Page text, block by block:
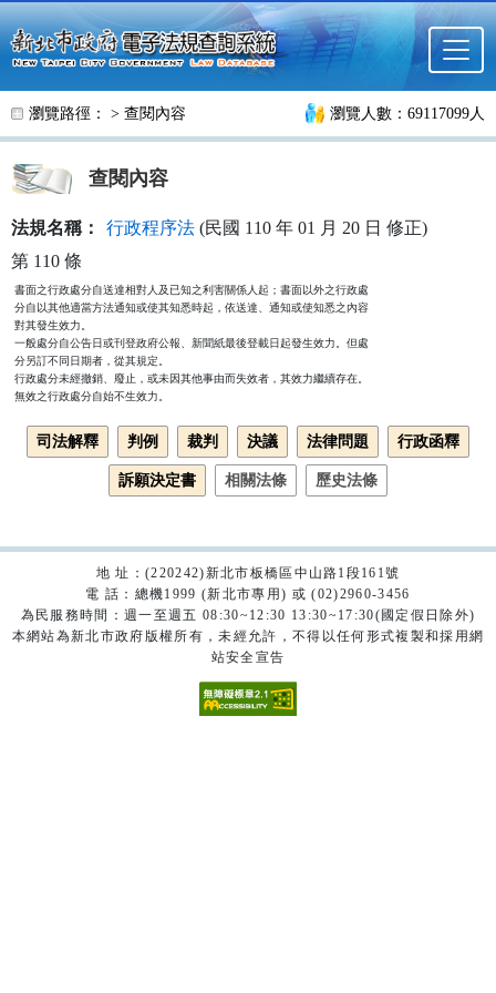
跳至主要內容
瀏覽路徑： > 查閱內容 瀏覽人數：69117099人
查閱內容
法規名稱： 行政程序法 (民國 110 年 01 月 20 日 修正)
第 110 條
書面之行政處分自送達相對人及已知之利害關係人起；書面以外之行政處
分自以其他適當方法通知或使其知悉時起，依送達、通知或使知悉之內容
對其發生效力。
一般處分自公告日或刊登政府公報、新聞紙最後登載日起發生效力。但處
分另訂不同日期者，從其規定。
行政處分未經撤銷、廢止，或未因其他事由而失效者，其效力繼續存在。
無效之行政處分自始不生效力。
司法解釋 判例 裁判 決議 法律問題 行政函釋
訴願決定書 相關法條 歷史法條
地 址：(220242)新北市板橋區中山路1段161號
電 話：總機1999 (新北市專用) 或 (02)2960-3456
為民服務時間：週一至週五 08:30~12:30 13:30~17:30(國定假日除外)
本網站為新北市政府版權所有，未經允許，不得以任何形式複製和採用網
站安全宣告